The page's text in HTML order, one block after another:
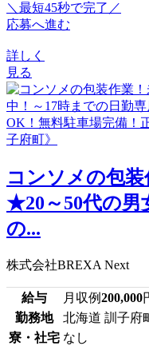
＼最短45秒で完了／
応募へ進む
詳しく
見る
コンソメの包
★20～50代の男
の...
株式会社BREXA Next
給与 月収例200,000
勤務地
北海道 訓子府
寮・社宅 なし